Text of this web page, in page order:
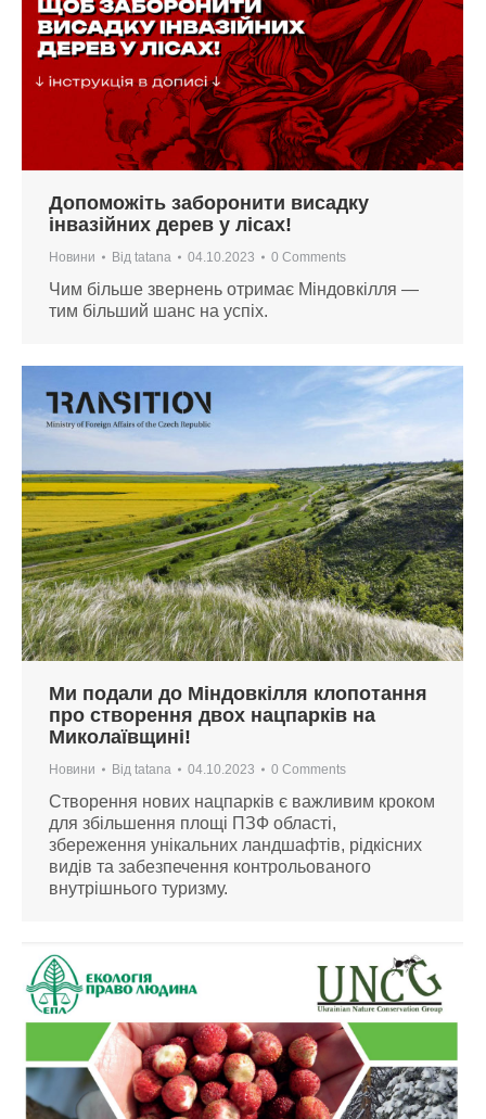
Допоможіть заборонити висадку
інвазійних дерев у лісах!
Новини Від tatana 04.10.2023 0 Comments
Чим більше звернень отримає Міндовкілля —
тим більший шанс на успіх.
Ми подали до Міндовкілля клопотання
про створення двох нацпарків на
Миколаївщині!
Новини Від tatana 04.10.2023 0 Comments
Створення нових нацпарків є важливим кроком
для збільшення площі ПЗФ області,
збереження унікальних ландшафтів, рідкісних
видів та забезпечення контрольованого
внутрішнього туризму.